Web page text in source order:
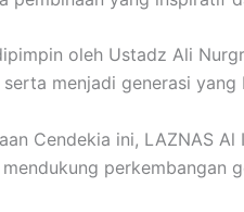
oleh Ustadz Ali
menjadi generasi
Cendekia ini, LAZNAS